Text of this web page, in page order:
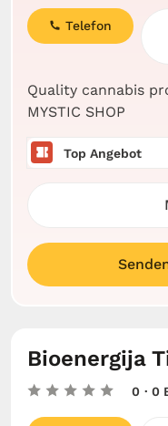
Quality cannabis
MYSTIC SHOP
Telefon
Top Angebot
Bioenergija
0 · 0